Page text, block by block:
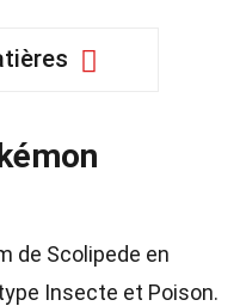
de Scolipede en
Insecte et Poison.